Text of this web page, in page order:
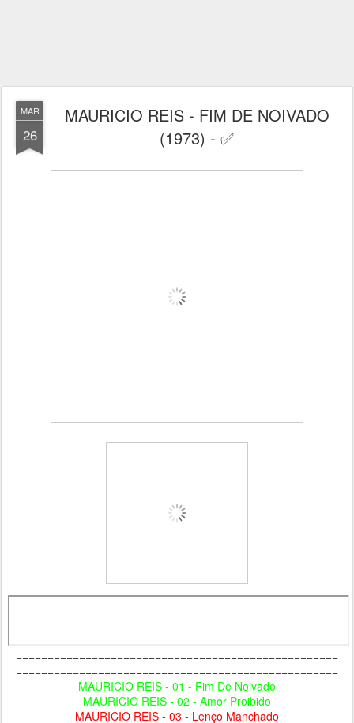
MAR
26
MAURICIO REIS - FIM DE NOIVADO
(1973) - ✅
===================================================
===================================================
MAURICIO REIS - 01 - Fim De Noivado
MAURICIO REIS - 02 - Amor Proibido
MAURICIO REIS - 03 - Lenço Manchado